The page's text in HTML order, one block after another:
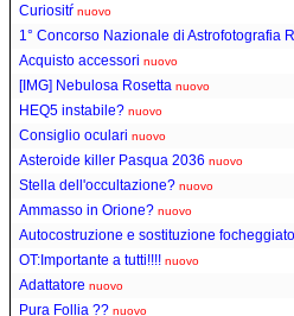
Curiositŕ nuovo
1° Concorso Nazionale di Astrofotografia
Acquisto accessori nuovo
[IMG] Nebulosa Rosetta nuovo
HEQ5 instabile? nuovo
Consiglio oculari nuovo
Asteroide killer Pasqua 2036 nuovo
Stella dell'occultazione? nuovo
Ammasso in Orione? nuovo
Autocostruzione e sostituzione
OT:Importante a tutti!!!! nuovo
Adattatore nuovo
Pura Follia ?? nuovo